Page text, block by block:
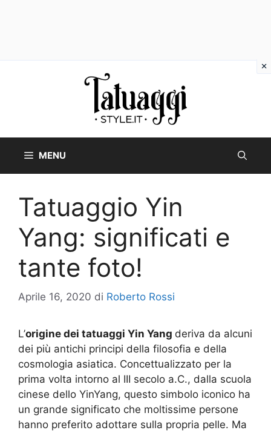
MENU
Tatuaggio Yin
Yang: significati e
tante foto!
Aprile 16, 2020 di Roberto Rossi
L’origine dei tatuaggi Yin Yang deriva da alcuni
dei più antichi principi della filosofia e della
cosmologia asiatica. Concettualizzato per la
prima volta intorno al III secolo a.C., dalla scuola
cinese dello YinYang, questo simbolo iconico ha
un grande significato che moltissime persone
hanno preferito adottare sulla propria pelle. Ma